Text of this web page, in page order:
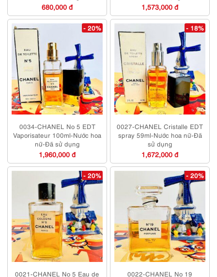
680,000 đ 1,573,000 đ
- 20%
0034-CHANEL No 5 EDT
Vaporisateur 100ml-Nước hoa
nữ-Đã sử dụng
1,960,000 đ
- 18%
0027-CHANEL Cristalle EDT
spray 59ml-Nước hoa nữ-Đã
sử dụng
1,672,000 đ
- 20%
0021-CHANEL No 5 Eau de
- 20%
0022-CHANEL No 19